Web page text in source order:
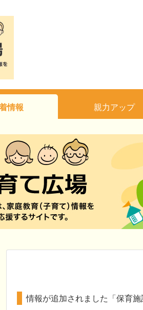
情報 親力アップ
情報が追加されました「保育施